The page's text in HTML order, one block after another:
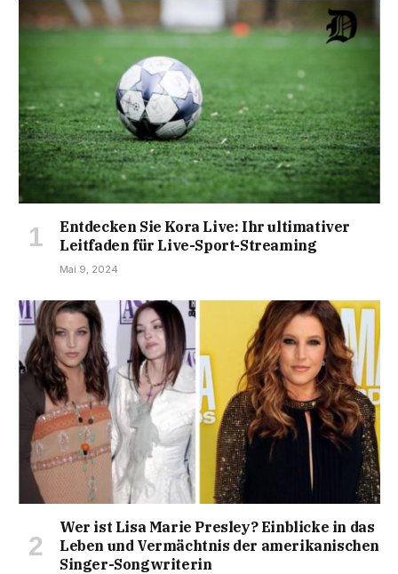
Entdecken Sie Kora Live: Ihr ultimativer
Leitfaden für Live-Sport-Streaming
Mai 9, 2024
Wer ist Lisa Marie Presley? Einblicke in das
Leben und Vermächtnis der amerikanischen
Singer-Songwriterin